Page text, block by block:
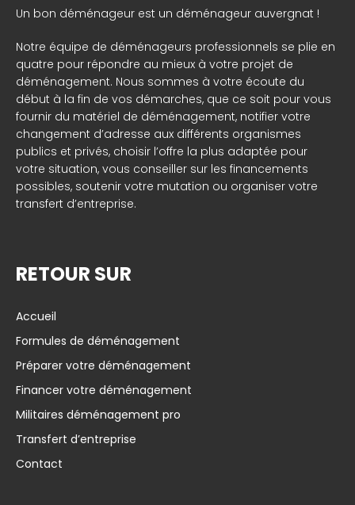
Un bon déménageur est un déménageur auvergnat !
Notre équipe de déménageurs professionnels se plie en
quatre pour répondre au mieux à votre projet de
déménagement. Nous sommes à votre écoute du
début à la fin de vos démarches, que ce soit pour vous
fournir du matériel de déménagement, notifier votre
changement d’adresse aux différents organismes
publics et privés, choisir l’offre la plus adaptée pour
votre situation, vous conseiller sur les financements
possibles, soutenir votre mutation ou organiser votre
transfert d’entreprise.
RETOUR SUR
Accueil
Formules de déménagement
Préparer votre déménagement
Financer votre déménagement
Militaires déménagement pro
Transfert d’entreprise
Contact